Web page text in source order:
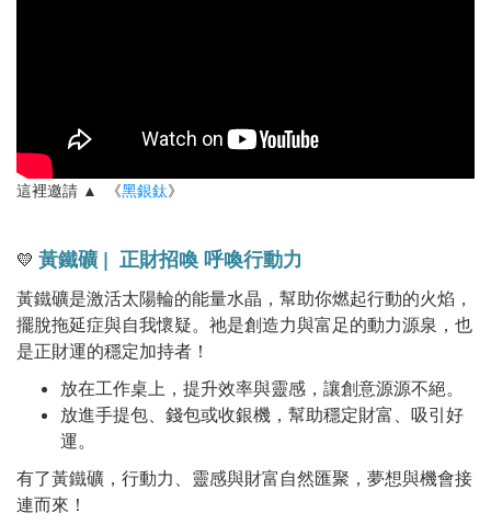
這裡邀請 ▲ 《黑銀鈦》
💛 黃鐵礦 | 正財招喚 呼喚行動力
黃鐵礦是激活太陽輪的能量水晶，幫助你燃起行動的火焰，
擺脫拖延症與自我懷疑。祂是創造力與富足的動力源泉，也
是正財運的穩定加持者！
放在工作桌上，提升效率與靈感，讓創意源源不絕。
放進手提包、錢包或收銀機，幫助穩定財富、吸引好
運。
有了黃鐵礦，行動力、靈感與財富自然匯聚，夢想與機會接
連而來！